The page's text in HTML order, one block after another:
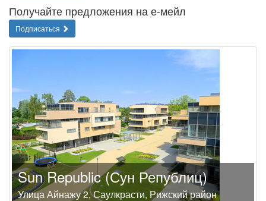
Получайте предложения на е-мейл
Подписаться
Sun Republic (Сун Републиц)
Улица Айнажу 2, Саулкрасти, Рижский район